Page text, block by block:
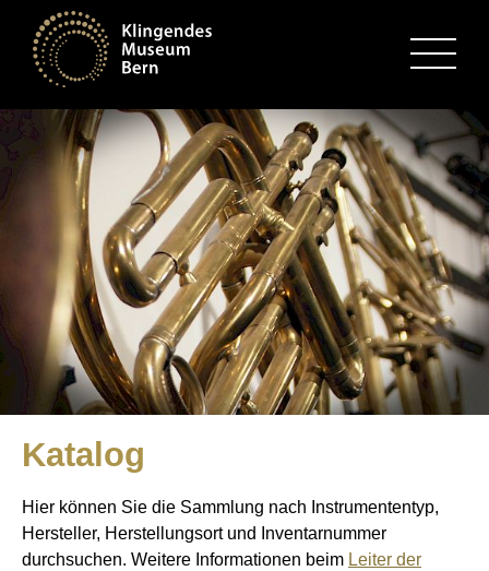
Katalog
Hier können Sie die Sammlung nach Instrumententyp,
Hersteller, Herstellungsort und Inventarnummer
durchsuchen. Weitere Informationen beim Leiter der